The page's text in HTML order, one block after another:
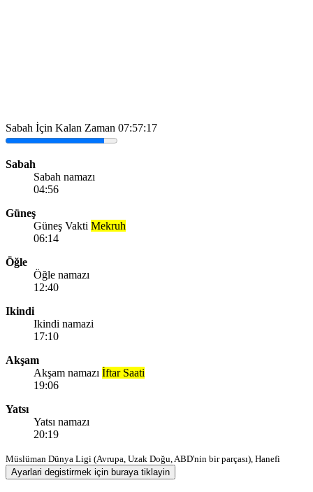
Sabah İçin Kalan Zaman 07:57:17
Sabah
Sabah namazı
04:56
Güneş
Güneş Vakti Mekruh
06:14
Öğle
Öğle namazı
12:40
Ikindi
Ikindi namazi
17:10
Akşam
Akşam namazı İftar Saati
19:06
Yatsı
Yatsı namazı
20:19
Müslüman Dünya Ligi (Avrupa, Uzak Doğu, ABD'nin bir parçası), Hanefi
Ayarlari degistirmek için buraya tiklayin